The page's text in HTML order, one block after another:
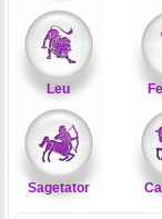
Leu
Sagetator